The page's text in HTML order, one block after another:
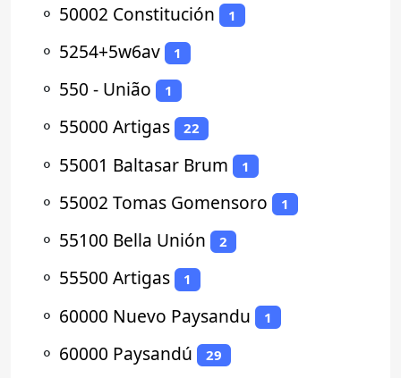
⚬ 50002 Constitución 1
⚬ 5254+5w6av 1
⚬ 550 - União 1
⚬ 55000 Artigas 22
⚬ 55001 Baltasar Brum 1
⚬ 55002 Tomas Gomensoro 1
⚬ 55100 Bella Unión 2
⚬ 55500 Artigas 1
⚬ 60000 Nuevo Paysandu 1
⚬ 60000 Paysandú 29